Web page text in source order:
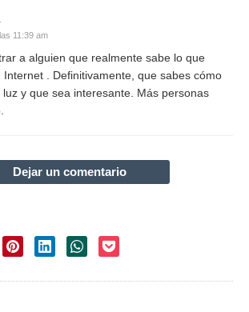
11:39 am
a alguien que realmente sabe lo que
. Definitivamente, que sabes cómo
y que sea interesante. Más personas
Dejar un comentario